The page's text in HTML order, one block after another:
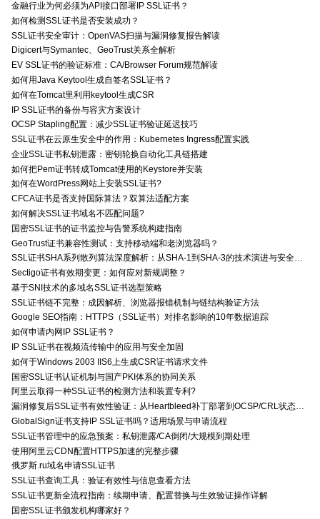
金融行业为何必须为API接口部署IP SSL证书？
如何检测SSL证书是否安装成功？
SSL证书安全审计：OpenVAS扫描与漏洞修复报告解读
Digicert与Symantec、GeoTrust关系全解析
EV SSL证书的验证标准：CA/Browser Forum规范解读
如何用Java Keytool生成自签名SSL证书？
如何在Tomcat里利用keytool生成CSR
IP SSL证书的备份与容灾方案设计
OCSP Stapling配置：减少SSL证书验证延迟技巧
SSL证书在云原生安全中的作用：Kubernetes Ingress配置实践
企业SSL证书私钥泄露：密钥轮换自动化工具链搭建
如何把Pem证书转成Tomcat使用的Keystore并安装
如何在WordPress网站上安装SSL证书?
CFCA证书是否支持国际算法？双算法适配方案
如何解决SSL证书域名不匹配问题?
国密SSL证书的证书监控与告警系统构建指南
GeoTrust证书兼容性测试：支持移动端和老浏览器吗？
SSL证书SHA系列散列算法深度解析：从SHA-1到SHA-3的技术演进与安全特性
Sectigo证书有效期变更：如何应对新规调整？
基于SNI技术的多域名SSL证书选型策略
SSL证书链不完整：成因解析、浏览器报错机制与链结构验证方法
Google SEO指南：HTTPS（SSL证书）对排名影响的10年数据追踪
如何申请内网IP SSL证书？
IP SSL证书在视频流传输中的应用与安全加固
如何于Windows 2003 IIS6上生成CSR证书请求文件
国密SSL证书认证机制与国产PKI体系的协同关系
阿里云取得一种SSL证书的检测方法和装置专利?
漏洞修复后SSL证书有效性验证：从Heartbleed补丁部署到OCSP/CRL状态检查的全链路确认方法
GlobalSign证书支持IP SSL证书吗？适用场景与申请流程
SSL证书管理中的应急预案：私钥泄露/CA倒闭/大规模到期处理
使用阿里云CDN配置HTTPS加速的完整步骤
俄罗斯.ru域名申请SSL证书
SSL证书查询工具：验证有效性与信息查看方法
SSL证书更新全流程指南：续期申请、配置替换与生效验证操作详解
国密SSL证书颁发机构哪家好？